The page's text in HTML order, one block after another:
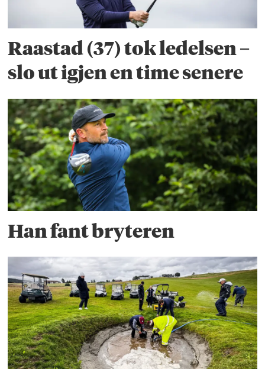
Raastad (37) tok ledelsen –
slo ut igjen en time senere
Han fant bryteren